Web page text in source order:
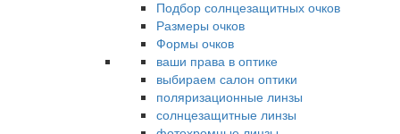
Подбор солнцезащитных очков
Размеры очков
Формы очков
ваши права в оптике
выбираем салон оптики
поляризационные линзы
солнцезащитные линзы